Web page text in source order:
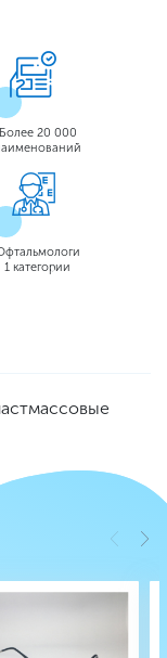
Более 20 000
1 категории